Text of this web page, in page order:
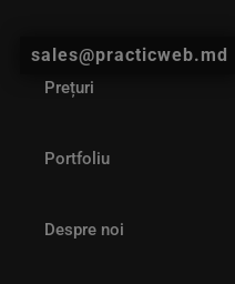
sales@practicweb.md
Prețuri
Portfoliu
Despre noi